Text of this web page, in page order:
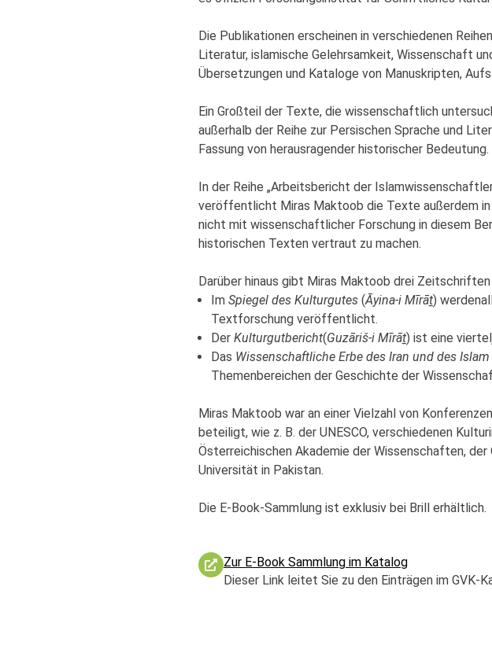
Die Publikationen erscheinen in verschiedenen
Literatur, islamische Gelehrsamkeit, Wissenschaft
Übersetzungen und Kataloge von Manuskripten,
Ein Großteil der Texte, die wissenschaftlich
außerhalb der Reihe zur Persischen Sprache und
Fassung von herausragender historischer Bedeutung.
In der Reihe „Arbeitsbericht der
veröffentlicht Miras Maktoob die Texte außerdem
nicht mit wissenschaftlicher Forschung in diesem
historischen Texten vertraut zu machen.
Darüber hinaus gibt Miras Maktoob drei Zeitschriften
Im Spiegel des Kulturgutes (Āyina-i Mīrāṯ)
Textforschung veröffentlicht.
Der Kulturgutbericht(Guzāriš-i Mīrāṯ) ist eine
Das Wissenschaftliche Erbe des Iran und des Islam
Themenbereichen der Geschichte der
Miras Maktoob war an einer Vielzahl von
beteiligt, wie z. B. der UNESCO, verschiedenen
Österreichischen Akademie der Wissenschaften,
Universität in Pakistan.
Die E-Book-Sammlung ist exklusiv bei Brill erhältlich.
Zur E-Book Sammlung im Katalog
Dieser Link leitet Sie zu den Einträgen im GVK-